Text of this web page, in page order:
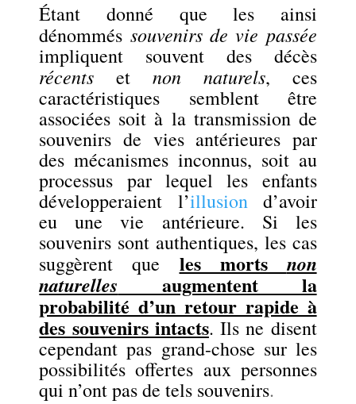
Étant donné que les ainsi
dénommés souvenirs de vie passée
impliquent souvent des décès
récents et non naturels, ces
caractéristiques semblent être
associées soit à la transmission de
souvenirs de vies antérieures par
des mécanismes inconnus, soit au
processus par lequel les enfants
développeraient l’illusion
d’avoir
eu une vie antérieure. Si les
souvenirs sont authentiques, les cas
suggèrent que les morts non
naturelles augmentent la
probabilité d’un retour rapide à
des souvenirs intacts. Ils ne disent
cependant pas grand-chose sur les
possibilités offertes aux personnes
qui n’ont pas de tels souvenirs.